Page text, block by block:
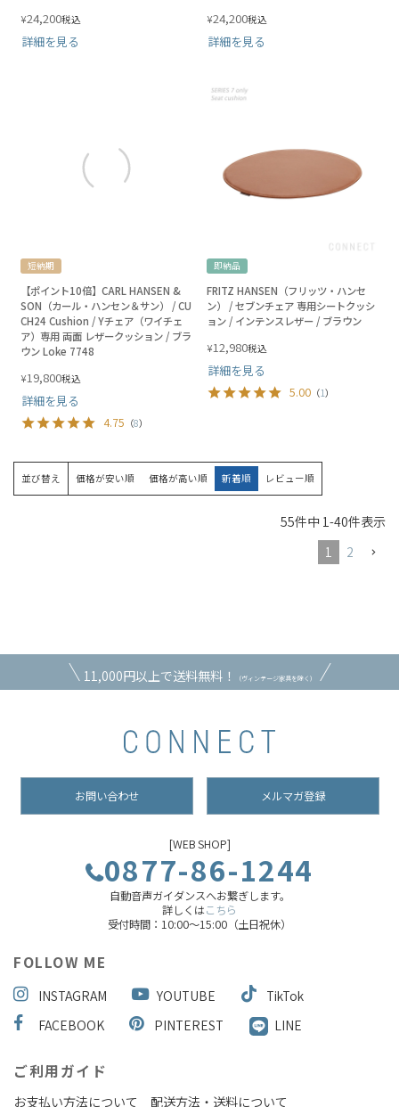
¥24,200税込
詳細を見る
¥24,200税込
詳細を見る
短納期
【ポイント10倍】CARL HANSEN &
SON（カール・ハンセン＆サン） / CU
CH24 Cushion / Yチェア（ワイチェ
ア）専用 両面 レザークッション / ブラ
ウン Loke 7748
¥19,800税込
詳細を見る
4.75 （8）
即納品
FRITZ HANSEN（フリッツ・ハンセ
ン） / セブンチェア 専用シートクッシ
ョン / インテンスレザー / ブラウン
¥12,980税込
詳細を見る
5.00 （1）
並び替え 価格が安い順 価格が高い順 新着順 レビュー順
55件中 1-40件表示
1
2
11,000円以上で送料無料！ （ヴィンテージ家具を除く）
お問い合わせ メルマガ登録
[WEB SHOP]
0877-86-1244
自動音声ガイダンスへお繋ぎします。
詳しくはこちら
受付時間：10:00～15:00（土日祝休）
FOLLOW ME
INSTAGRAM YOUTUBE
TikTok
FACEBOOK
PINTEREST LINE
ご利用ガイド
お支払い方法について 配送方法・送料について